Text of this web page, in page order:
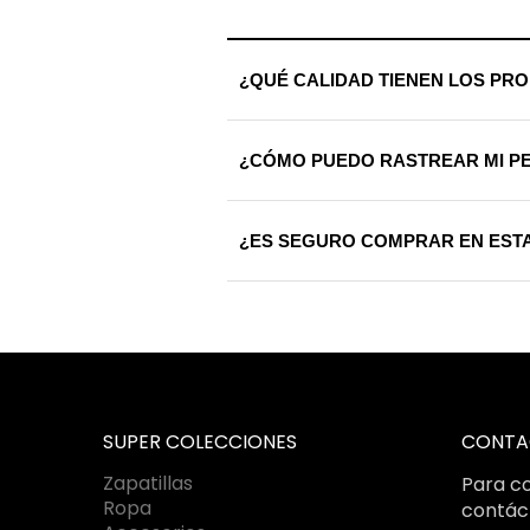
¿QUÉ CALIDAD TIENEN LOS
calidad riguroso antes de ser
¿CÓMO PUEDO RASTREAR MI
que sepas exactamente dónde se
¿ES SEGURO COMPRAR EN
SUPER COLECCIONES
Zapatillas
Ropa
Para